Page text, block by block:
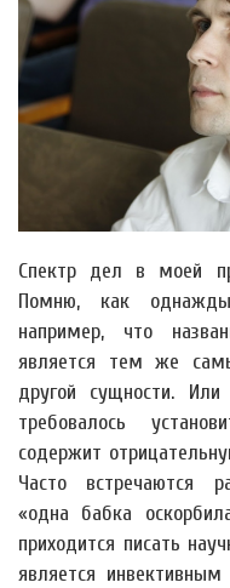
Спектр дел в моей
Помню, как
например, что
является тем же
другой сущности.
требовалось
содержит
Часто встречаются
«одна бабка
приходится писать
является